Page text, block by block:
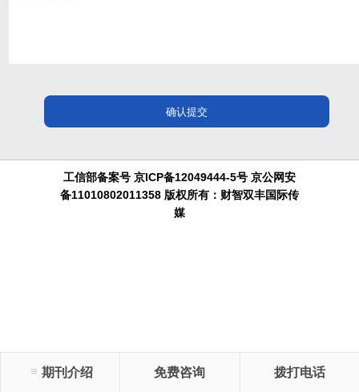
期刊介绍 免费咨询 拨打电话
工信部备案号 京ICP备12049444-5号 京公网安
备11010802011358 版权所有：财智双丰国际传
媒